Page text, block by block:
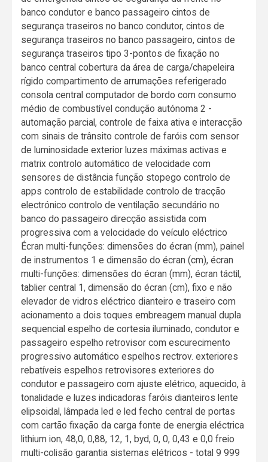
banco condutor e banco passageiro cintos de
segurança traseiros no banco condutor, cintos de
segurança traseiros no banco passageiro, cintos de
segurança traseiros tipo 3-pontos de fixação no
banco central cobertura da área de carga/chapeleira
rígido compartimento de arrumações referigerado
consola central computador de bordo com consumo
médio de combustível condução autónoma 2 -
automação parcial, controle de faixa ativa e interacção
com sinais de trânsito controle de faróis com sensor
de luminosidade exterior luzes máximas activas e
matrix controlo automático de velocidade com
sensores de distância função stopego controlo de
apps controlo de estabilidade controlo de tracção
electrónico controlo de ventilação secundário no
banco do passageiro direcção assistida com
progressiva com a velocidade do veículo eléctrico
Écran multi-funções: dimensões do écran (mm), painel
de instrumentos 1 e dimensão do écran (cm), écran
multi-funções: dimensões do écran (mm), écran táctil,
tablier central 1, dimensão do écran (cm), fixo e não
elevador de vidros eléctrico dianteiro e traseiro com
acionamento a dois toques embreagem manual dupla
sequencial espelho de cortesia iluminado, condutor e
passageiro espelho retrovisor com escurecimento
progressivo automático espelhos rectrov. exteriores
rebatíveis espelhos retrovisores exteriores do
condutor e passageiro com ajuste elétrico, aquecido, à
tonalidade e luzes indicadoras faróis dianteiros lente
elipsoidal, lâmpada led e led fecho central de portas
com cartão fixação da carga fonte de energia eléctrica
lithium ion, 48,0, 0,88, 12, 1, byd, 0, 0, 0,43 e 0,0 freio
multi-colisão garantia sistemas elétricos - total 9 999